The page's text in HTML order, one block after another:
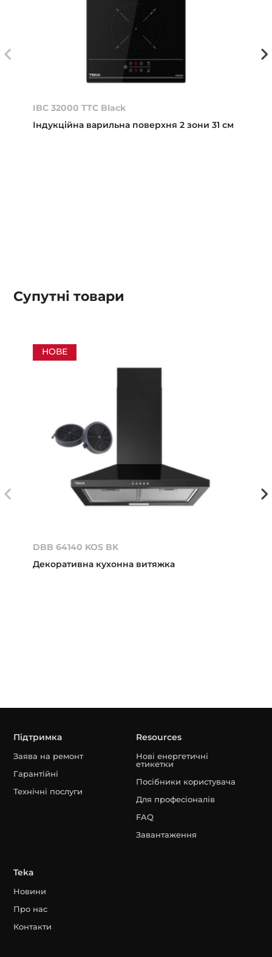
IBC 32000 TTC Black
Індукційна варильна поверхня 2 зони 31 см
Супутні товари
НОВЕ
DBB 64140 KOS BK
Декоративна кухонна витяжка
Підтримка
Заява на ремонт
Гарантійні
Технічні послуги
Resources
Нові енергетичні
етикетки
Посібники користувача
Для професіоналів
FAQ
Завантаження
Teka
Новини
Про нас
Контакти